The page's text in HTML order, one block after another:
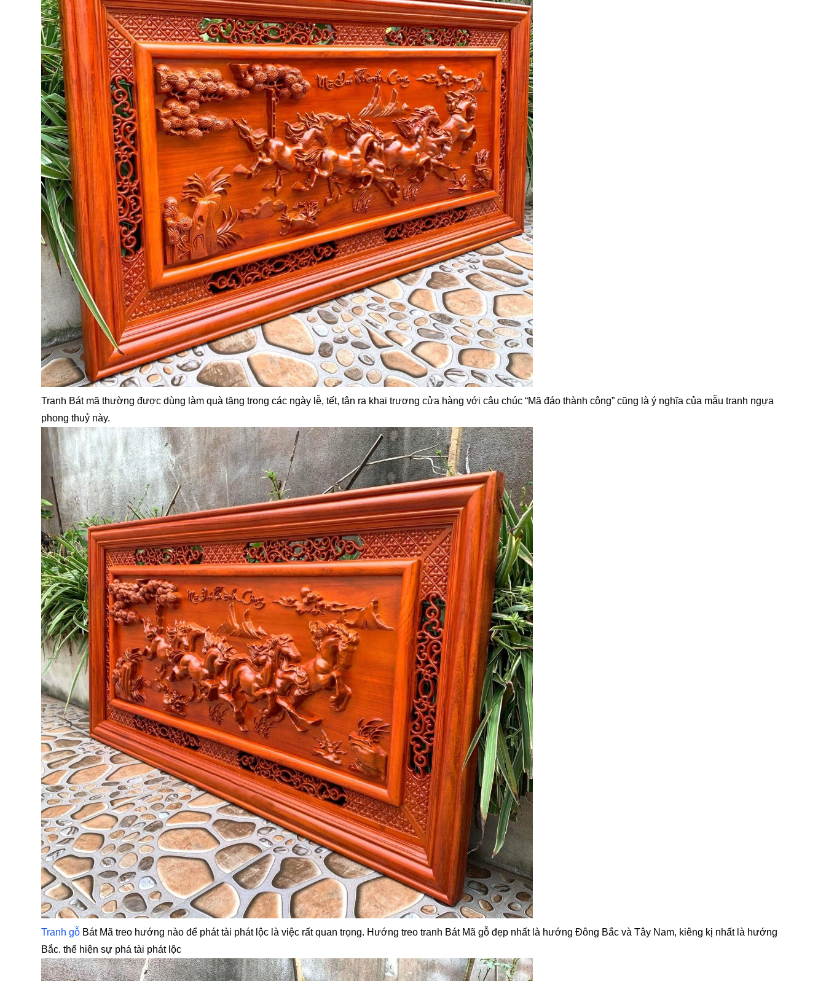
Tranh Bát mã thường được dùng làm quà tặng trong các ngày lễ, tết, tân ra khai trương cửa hàng với câu chúc “Mã đáo thành công” cũng là ý nghĩa của mẫu tranh ngựa
phong thuỷ này.
Tranh gỗ Bát Mã treo hướng nào để phát tài phát lộc là việc rất quan trọng. Hướng treo tranh Bát Mã gỗ đẹp nhất là hướng Đông Bắc và Tây Nam, kiêng kị nhất là hướng
Bắc. thể hiện sự phá tài phát lộc